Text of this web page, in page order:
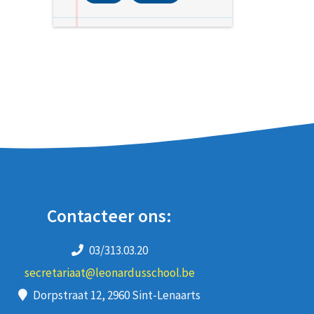
Contacteer ons:
03/313.03.20
secretariaat@leonardusschool.be
Dorpstraat 12, 2960 Sint-Lenaarts